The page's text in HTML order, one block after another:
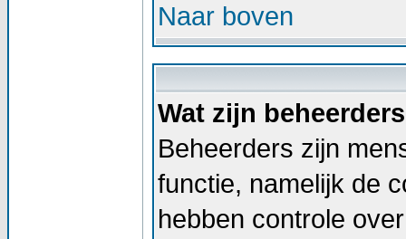
Naar boven
Wat zijn
Beheerders zijn
functie, namelijk de
hebben controle